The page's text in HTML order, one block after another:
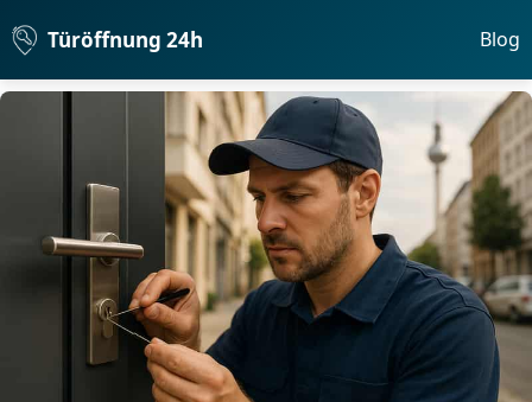
Türöffnung 24h Blog